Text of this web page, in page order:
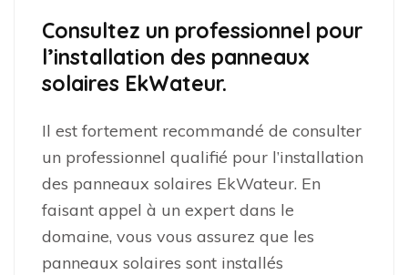
Consultez un professionnel pour
l’installation des panneaux
solaires EkWateur.
Il est fortement recommandé de consulter
un professionnel qualifié pour l’installation
des panneaux solaires EkWateur. En
faisant appel à un expert dans le
domaine, vous vous assurez que les
panneaux solaires sont installés